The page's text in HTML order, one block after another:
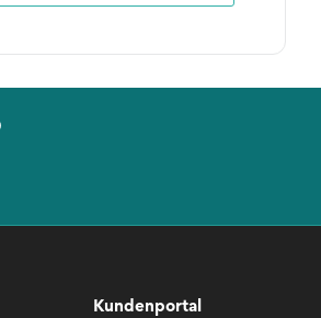
Kundenportal